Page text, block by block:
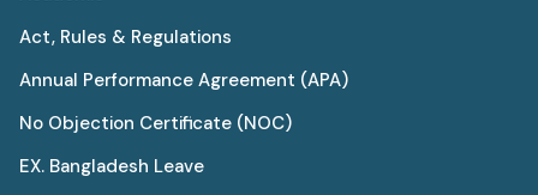
Act, Rules & Regulations
Annual Performance Agreement (APA)
No Objection Certificate (NOC)
EX. Bangladesh Leave